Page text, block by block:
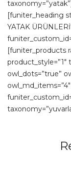
[funiter_heading
YATAK
[funiter_products
product_style=”1″
owl_dots=”true”